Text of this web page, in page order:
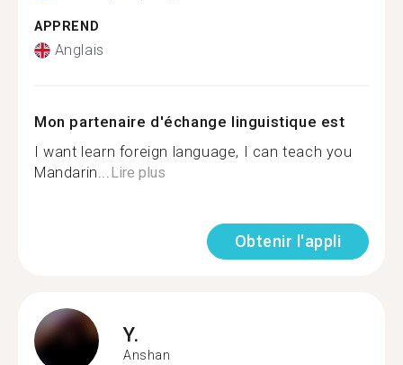
APPREND
Anglais
Mon partenaire d'échange linguistique est
I want learn foreign language, I can teach you
Mandarin...Lire plus
Obtenir l'appli
Y.
Anshan